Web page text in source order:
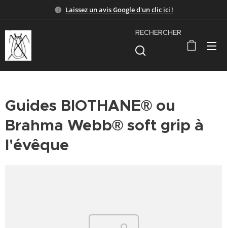
Laissez un avis Google d'un clic ici !
RECHERCHER
Guides BIOTHANE® ou
Brahma Webb® soft grip à
l'évêque